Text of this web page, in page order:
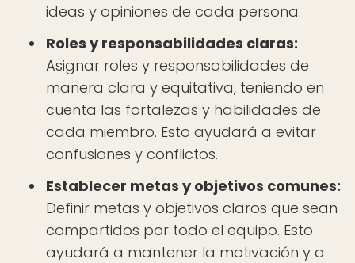
ideas y opiniones de cada persona.
Roles y responsabilidades claras:
Asignar roles y responsabilidades de
manera clara y equitativa, teniendo en
cuenta las fortalezas y habilidades de
cada miembro. Esto ayudará a evitar
confusiones y conflictos.
Establecer metas y objetivos comunes:
Definir metas y objetivos claros que sean
compartidos por todo el equipo. Esto
ayudará a mantener la motivación y a